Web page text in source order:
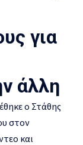
για
άλλη
ο Στάθης
στον
και